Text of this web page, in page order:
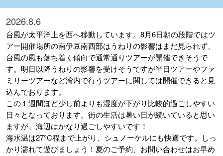
2026.8.6
台風が太平洋上を西へ移動しています。8月6日朝の段階ではツ
アー開催場所の南伊豆南西部はうねりの影響はまだ見られず、
台風の風も落ち着く傾向で通常通りツアーが開催できそうで
す。明日以降うねりの影響を受けそうですが半日ツアーやファ
ミリーツアーなど湾内で行うツアーに関しては開催できると見
込んでおります。
この１週間ほど少し前よりも湿度が下がり比較的過ごしやすい
日々となっております。街の生活は暑い日が続いていると思い
ますが、海辺はかなり過ごしやすいです！
海水温は27°C程まで上がり、シュノーケルにも快適です。
しっ
かり濡れて遊びましょう！夏のご予約、お問い合わせはお早め